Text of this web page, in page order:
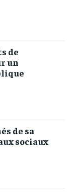
de
un
de sa
sociaux